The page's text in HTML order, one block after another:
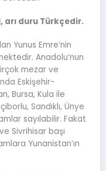
arı duru Türkçedir.
Yunus Emre’nin
Anadolu’nun
mezar ve
Eskişehir-
Bursa, Kula ile
Sandıklı, Ünye
sayılabilir. Fakat
Sivrihisar başı
Yunanistan’ın